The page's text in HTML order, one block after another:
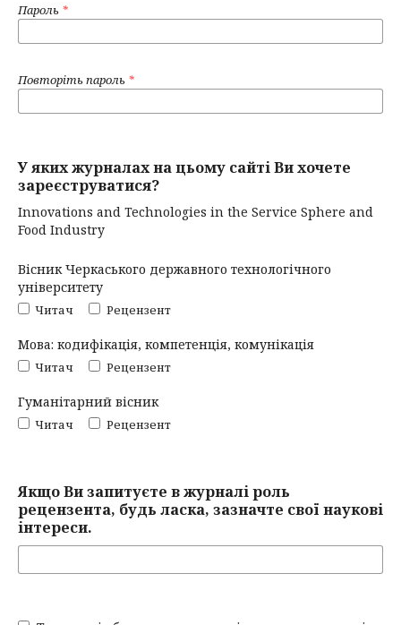
Пароль *
Повторіть пароль *
У яких журналах на цьому сайті Ви хочете
зареєструватися?
Innovations and Technologies in the Service Sphere and
Food Industry
Вісник Черкаського державного технологічного
університету
Читач Рецензент
Мова: кодифікація, компетенція, комунікація
Читач Рецензент
Гуманітарний вісник
Читач Рецензент
Якщо Ви запитуєте в журналі роль
рецензента, будь ласка, зазначте свої наукові
інтереси.